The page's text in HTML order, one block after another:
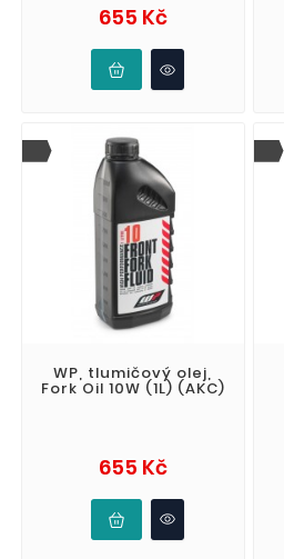
655 KčCena
WP, tlumičový olej,
Fork Oil 10W (1L) (AKC)
655 KčCena